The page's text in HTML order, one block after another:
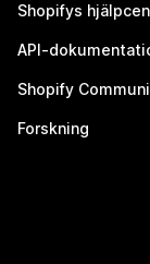
Shopifys
API-
Shopify
Forskning